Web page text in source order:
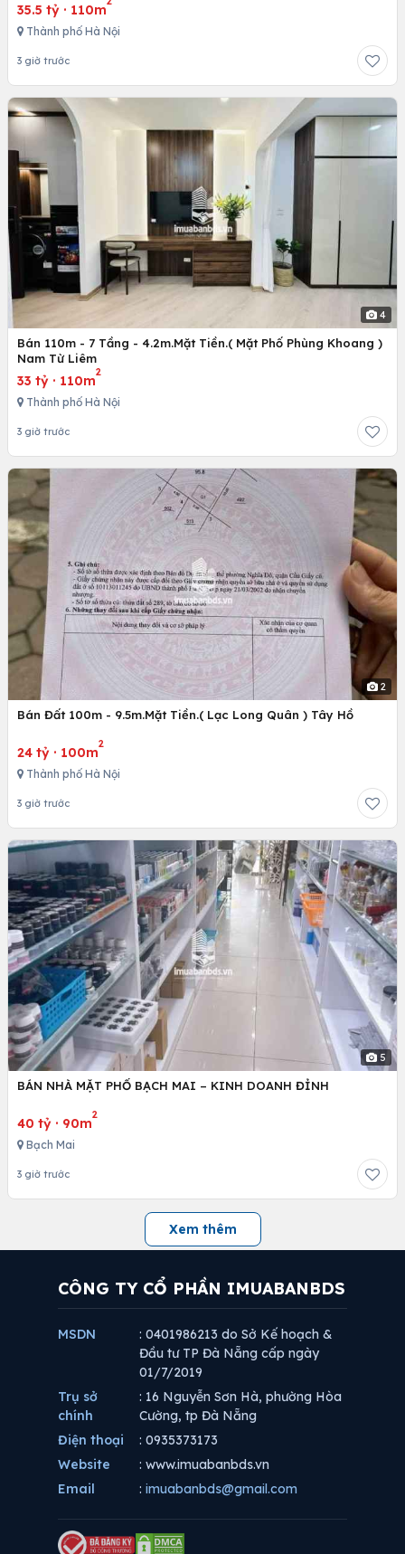
35.5 tỷ · 110m
Thành phố Hà Nội
3 giờ trước
4
Bán 110m - 7 Tầng - 4.2m.Mặt Tiền.( Mặt Phố Phùng Khoang )
Nam Từ Liêm
33 tỷ · 110m
2
Thành phố Hà Nội
3 giờ trước
2
Bán Đất 100m - 9.5m.Mặt Tiền.( Lạc Long Quân ) Tây Hồ
24 tỷ · 100m
2
Thành phố Hà Nội
3 giờ trước
5
BÁN NHÀ MẶT PHỐ BẠCH MAI – KINH DOANH ĐỈNH
40 tỷ · 90m
2
Bạch Mai
3 giờ trước
Xem thêm
CÔNG TY CỔ PHẦN IMUABANBDS
MSDN
: 0401986213 do Sở Kế hoạch &
Đầu tư TP Đà Nẵng cấp ngày
01/7/2019
Trụ sở
chính
: 16 Nguyễn Sơn Hà, phường Hòa
Cường, tp Đà Nẵng
Điện thoại
: 0935373173
Website
: www.imuabanbds.vn
Email
: imuabanbds@gmail.com